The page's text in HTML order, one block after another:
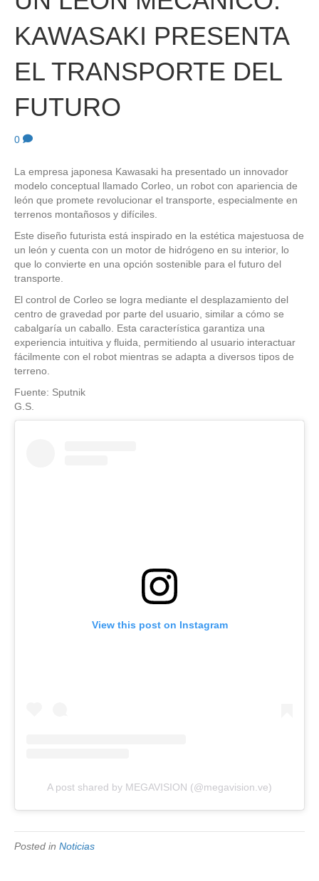
KAWASAKI PRESENTA
EL TRANSPORTE DEL
FUTURO
0
La empresa japonesa Kawasaki ha presentado un innovador
modelo conceptual llamado Corleo, un robot con apariencia de
león que promete revolucionar el transporte, especialmente en
terrenos montañosos y difíciles.
Este diseño futurista está inspirado en la estética majestuosa de
un león y cuenta con un motor de hidrógeno en su interior, lo
que lo convierte en una opción sostenible para el futuro del
transporte.
El control de Corleo se logra mediante el desplazamiento del
centro de gravedad por parte del usuario, similar a cómo se
cabalgaría un caballo. Esta característica garantiza una
experiencia intuitiva y fluida, permitiendo al usuario interactuar
fácilmente con el robot mientras se adapta a diversos tipos de
terreno.
Fuente: Sputnik
G.S.
View this post on Instagram
A post shared by MEGAVISION (@megavision.ve)
Posted in Noticias